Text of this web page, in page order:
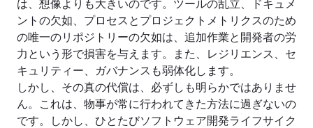
ントの欠如、プロセスとプロジェクトメトリクスのため
の唯一のリポジトリーの欠如は、追加作業と開発者の労
力という形で損害を与えます。また、レジリエンス、セ
キュリティー、ガバナンスも弱体化します。
しかし、その真の代償は、必ずしも明らかではありませ
ん。これは、物事が常に行われてきた方法に過ぎないの
です。しかし、ひとたびソフトウェア開発ライフサイク